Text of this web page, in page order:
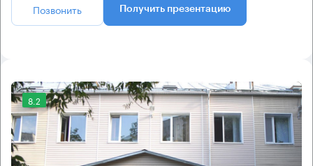
Позвонить Получить презентацию
8.2